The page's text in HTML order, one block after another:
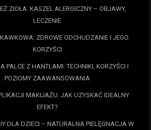
ZIOŁA. KASZEL ALERGICZNY – OBJAWY,
LECZENIE
ZDROWE ODCHUDZANIE I JEGO
KORZYŚCI
PALCE Z HANTLAMI: TECHNIKI, KORZYŚCI I
POZIOMY ZAAWANSOWANIA
MAKIJAŻU: JAK UZYSKAĆ IDEALNY
EFEKT?
DLA DZIECI – NATURALNA PIELĘGNACJA W